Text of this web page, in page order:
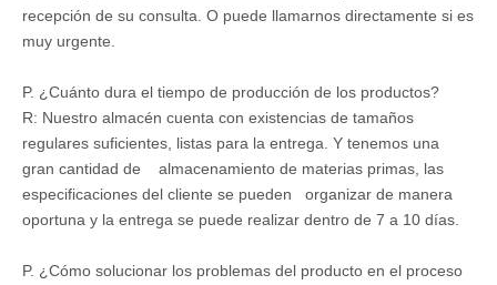
recepción de su consulta. O puede llamarnos directamente si es
muy urgente.
P. ¿Cuánto dura el tiempo de producción de los productos?
R: Nuestro almacén cuenta con existencias de tamaños
regulares suficientes, listas para la entrega. Y tenemos una
gran cantidad de almacenamiento de materias primas, las
especificaciones del cliente se pueden organizar de manera
oportuna y la entrega se puede realizar dentro de 7 a 10 días.
P. ¿Cómo solucionar los problemas del producto en el proceso